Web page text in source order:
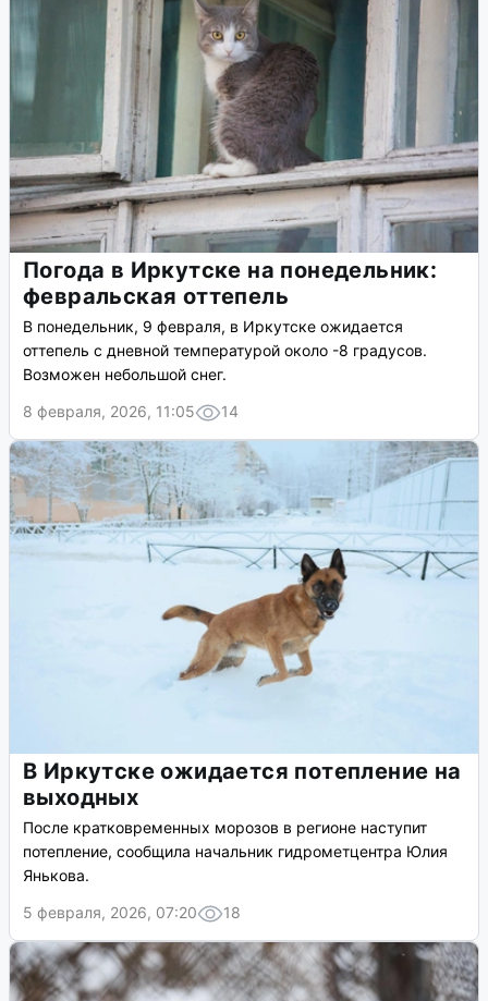
Погода в Иркутске на понедельник:
февральская оттепель
В понедельник, 9 февраля, в Иркутске ожидается
оттепель с дневной температурой около -8 градусов.
Возможен небольшой снег.
8 февраля, 2026, 11:05
14
В Иркутске ожидается потепление на
выходных
После кратковременных морозов в регионе наступит
потепление, сообщила начальник гидрометцентра Юлия
Янькова.
5 февраля, 2026, 07:20
18